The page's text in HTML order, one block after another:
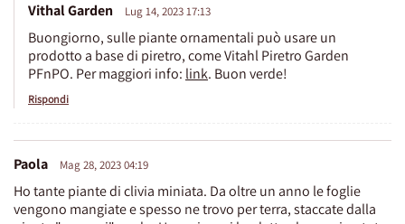
Vithal Garden Lug 14, 2023 17:13
Buongiorno, sulle piante ornamentali può usare un
prodotto a base di piretro, come Vitahl Piretro Garden
PFnPO. Per maggiori info: link. Buon verde!
Rispondi
Paola Mag 28, 2023 04:19
Ho tante piante di clivia miniata. Da oltre un anno le foglie
vengono mangiate e spesso ne trovo per terra, staccate dalla